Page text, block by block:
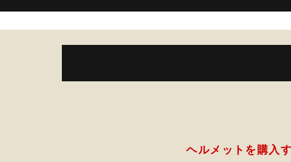
ヘルメットを購入